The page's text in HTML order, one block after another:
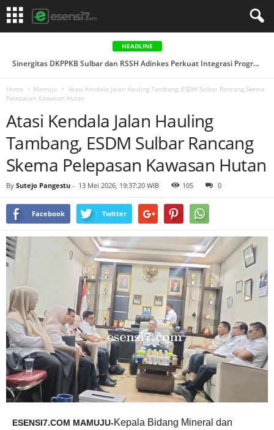
HEADLINE
Sinergitas DKPPKB Sulbar dan RSSH Adinkes Perkuat Integrasi Program AIDS, Tuberkulosis & Malaria di ...
Home Mamuju
Atasi Kendala Jalan Hauling Tambang, ESDM Sulbar Rancang Skema
Pelepasan Kawasan Hutan
Atasi Kendala Jalan Hauling
Tambang, ESDM Sulbar Rancang
Skema Pelepasan Kawasan Hutan
By Sutejo Pangestu - 13 Mei 2026, 19:37:20 WIB 105 0
Facebook Twitter
ESENSI7.COM MAMUJU-Kepala Bidang Mineral dan